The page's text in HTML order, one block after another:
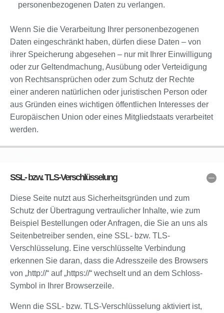
personenbezogenen Daten zu verlangen.
Wenn Sie die Verarbeitung Ihrer personenbezogenen
Daten eingeschränkt haben, dürfen diese Daten – von
ihrer Speicherung abgesehen – nur mit Ihrer Einwilligung
oder zur Geltendmachung, Ausübung oder Verteidigung
von Rechtsansprüchen oder zum Schutz der Rechte
einer anderen natürlichen oder juristischen Person oder
aus Gründen eines wichtigen öffentlichen Interesses der
Europäischen Union oder eines Mitgliedstaats verarbeitet
werden.
SSL- bzw. TLS-Verschlüsselung
Diese Seite nutzt aus Sicherheitsgründen und zum
Schutz der Übertragung vertraulicher Inhalte, wie zum
Beispiel Bestellungen oder Anfragen, die Sie an uns als
Seitenbetreiber senden, eine SSL- bzw. TLS-
Verschlüsselung. Eine verschlüsselte Verbindung
erkennen Sie daran, dass die Adresszeile des Browsers
von „http://“ auf „https://“ wechselt und an dem Schloss-
Symbol in Ihrer Browserzeile.
Wenn die SSL- bzw. TLS-Verschlüsselung aktiviert ist,